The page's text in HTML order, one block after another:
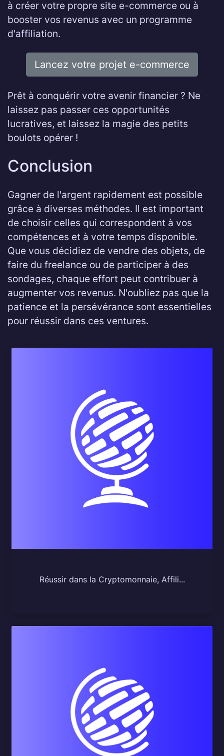
à créer votre propre site e-commerce ou à
booster vos revenus avec un programme
d'affiliation.
Lancez votre projet e-commerce
Prêt à conquérir votre avenir financier ? Ne
laissez pas passer ces opportunités
lucratives, et laissez la magie des petits
boulots opérer !
Conclusion
Gagner de l'argent rapidement est possible
grâce à diverses méthodes. Il est important
de choisir celles qui correspondent à vos
compétences et à votre temps disponible.
Que vous décidiez de vendre des objets, de
faire du freelance ou de participer à des
sondages, chaque effort peut contribuer à
augmenter vos revenus. N'oubliez pas que la
patience et la persévérance sont essentielles
pour réussir dans ces ventures.
Réussir dans la Cryptomonnaie, Affili...